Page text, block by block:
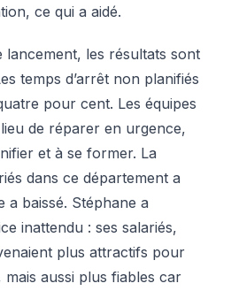
ce qui a aidé.
lancement, les résultats sont
temps d’arrêt non planifiés
pour cent. Les équipes
de réparer en urgence,
et à se former. La
dans ce département a
a baissé. Stéphane a
inattendu : ses salariés,
plus attractifs pour
mais aussi plus fiables car